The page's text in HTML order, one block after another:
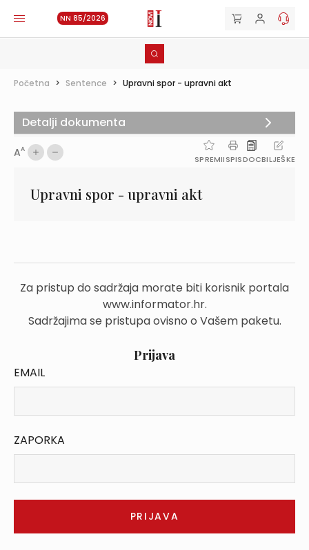
NN 85/2026
Početna > Sentence > Upravni spor - upravni akt
AA
SPREMIISPISDOCBILJEŠKE
Upravni spor - upravni akt
Za pristup do sadržaja morate biti korisnik portala
www.informator.hr.
Sadržajima se pristupa ovisno o Vašem paketu.
Prijava
EMAIL
ZAPORKA
Detalji dokumenta